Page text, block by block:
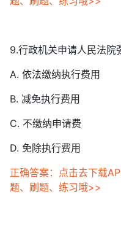
9.行政机关申请人民法院
A. 依法缴纳执行费用
B. 减免执行费用
C. 不缴纳申请费
D. 免除执行费用
正确答案：点击去下载
题、刷题、练习哦>>